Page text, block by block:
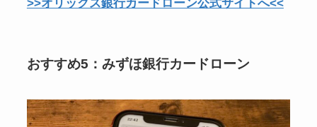
>>オリックス銀行カードローン公式サイトへ<<
おすすめ5：みずほ銀行カードローン